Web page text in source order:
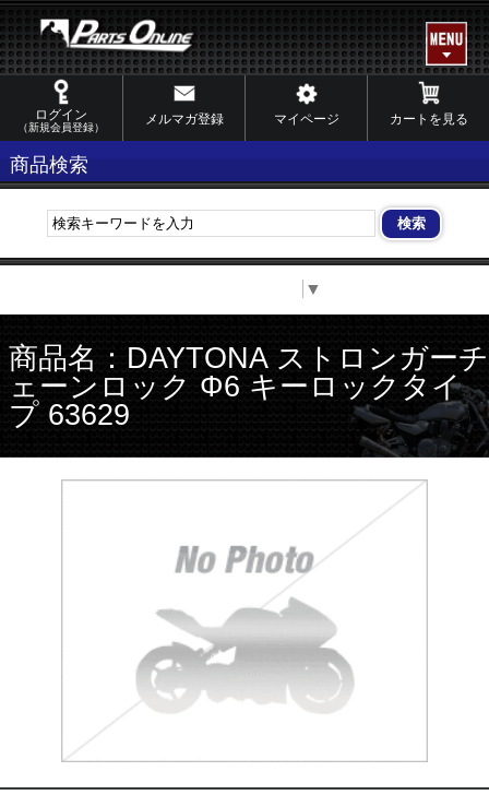
ログイン
（新規会員登録）
メルマガ登録 マイページ カートを見る
商品検索
▼
商品名：DAYTONA ストロンガーチ
ェーンロック Φ6 キーロックタイ
プ 63629